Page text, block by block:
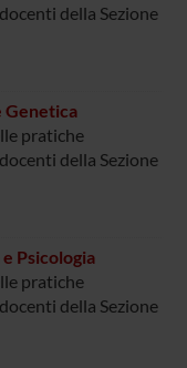
della Sezione
Genetica
pratiche
della Sezione
Psicologia
pratiche
della Sezione